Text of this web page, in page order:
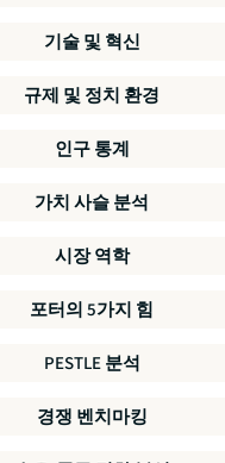
기술 및 혁신
규제 및 정치 환경
인구 통계
가치 사슬 분석
시장 역학
포터의 5가지 힘
PESTLE 분석
경쟁 벤치마킹